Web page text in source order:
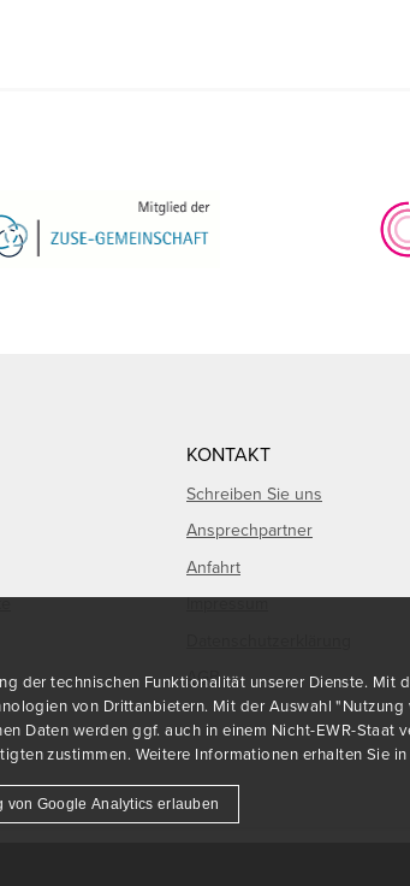
der technischen Funktionalität unserer Dienste. Mit
von Drittanbietern. Mit der Auswahl
Daten werden ggf. auch in einem Nicht-EWR-Staat
zustimmen. Weitere Informationen erhalten Sie in
von Google Analytics erlauben
KONTAKT
Schreiben Sie uns
Ansprechpartner
Anfahrt
Impressum
AGB